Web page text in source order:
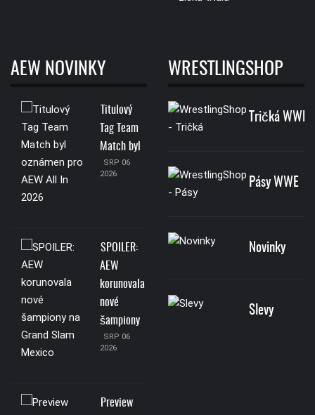
AEW NOVINKY
Titulový
Tag Team
Match byl
SRP 06
2026
SPOILER:
AEW
korunovala
nové
šampiony
SRP 06
2026
Preview
WRESTLINGSHOP
Tričká WWE
Pásy WWE
Novinky
Slevy